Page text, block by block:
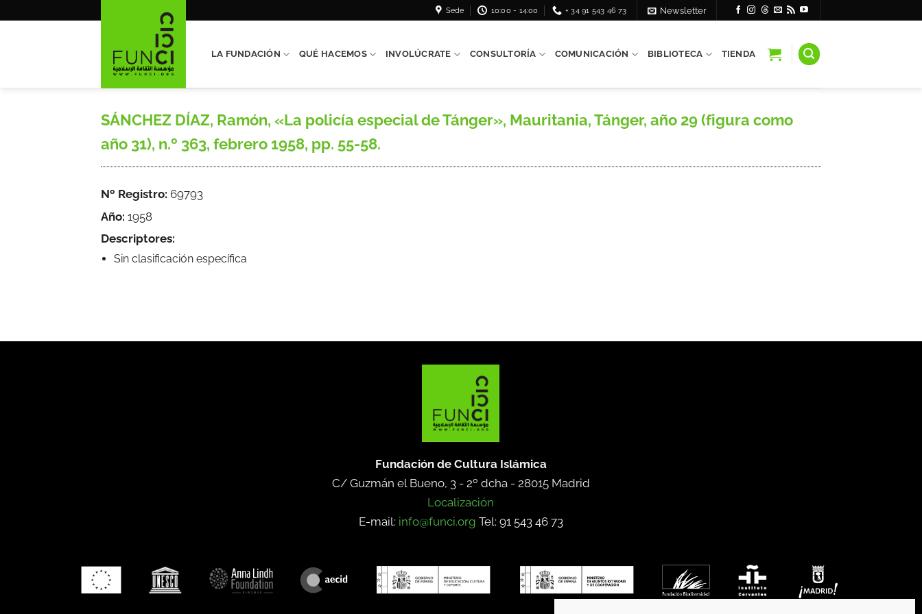
Sede 10:00 - 14:00 + 34 91 543 46 73 Newsletter
LA FUNDACIÓN QUÉ HACEMOS INVOLÚCRATE CONSULTORÍA COMUNICACIÓN BIBLIOTECA TIENDA
SÁNCHEZ DÍAZ, Ramón, «La policía especial de Tánger», Mauritania, Tánger, año 29 (figura como
año 31), n.º 363, febrero 1958, pp. 55-58.
Nº Registro: 69793
Año: 1958
Descriptores:
Sin clasificación específica
Fundación de Cultura Islámica
C/ Guzmán el Bueno, 3 - 2º dcha - 28015 Madrid
Localización
E-mail: info@funci.org Tel: 91 543 46 73